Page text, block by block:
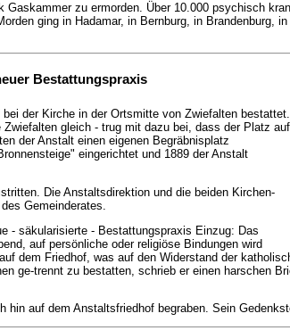
zu ermorden. Über 10.000 psychisch
ging in Hadamar, in Bernburg, in Brandenburg,
Bestattungspraxis
der Kirche in der Ortsmitte von Zwiefalten bestattet.
gleich - trug mit dazu bei, dass der Platz auf
der Anstalt einen eigenen Begräbnisplatz
eingerichtet und 1889 der Anstalt
Die Anstaltsdirektion und die beiden Kirchen-
Gemeinderates.
- säkularisierte - Bestattungspraxis Einzug: Das
auf persönliche oder religiöse Bindungen wird
dem Friedhof, was auf den Widerstand der
ge-trennt zu bestatten, schrieb er einen harschen
auf dem Anstaltsfriedhof begraben. Sein